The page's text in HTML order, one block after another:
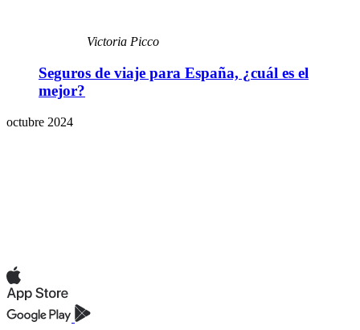
Victoria Picco
Seguros de viaje para España, ¿cuál es el
mejor?
octubre 2024